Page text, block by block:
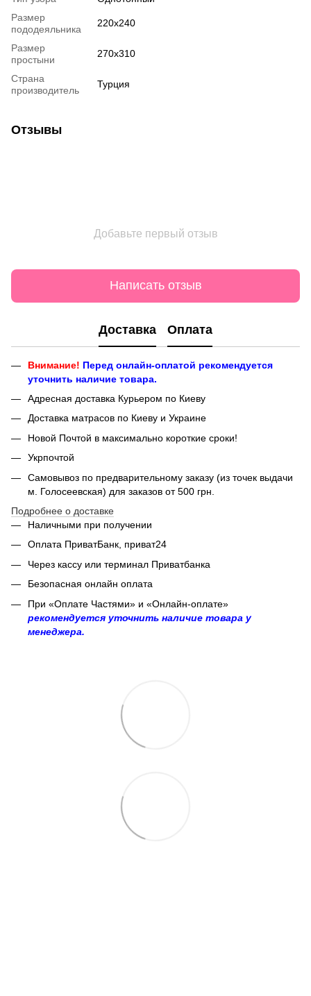
Размер
пододеяльника
220x240
Размер
простыни
270х310
Страна
производитель
Турция
Отзывы
Добавьте первый отзыв
Написать отзыв
Доставка Оплата
Внимание! Перед онлайн-оплатой рекомендуется
уточнить наличие товара.
Адресная доставка Курьером по Киеву
Доставка матрасов по Киеву и Украине
Новой Почтой в максимально короткие сроки!
Укрпочтой
Самовывоз по предварительному заказу (из точек выдачи
м. Голосеевская) для заказов от 500 грн.
Подробнее о доставке
Наличными при получении
Оплата ПриватБанк, приват24
Через кассу или терминал Приватбанка
Безопасная онлайн оплата
При «Оплате Частями» и «Онлайн-оплате»
рекомендуется уточнить наличие товара у
менеджера.